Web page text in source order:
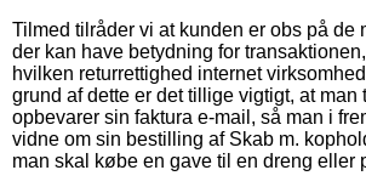
Tilmed tilråder vi at kunden er obs på de
der kan have betydning for
hvilken returrettighed internet
grund af dette er det tillige vigtigt, at man
opbevarer sin faktura e-mail, så man i
vidne om sin bestilling af Skab m.
man skal købe en gave til en dreng eller